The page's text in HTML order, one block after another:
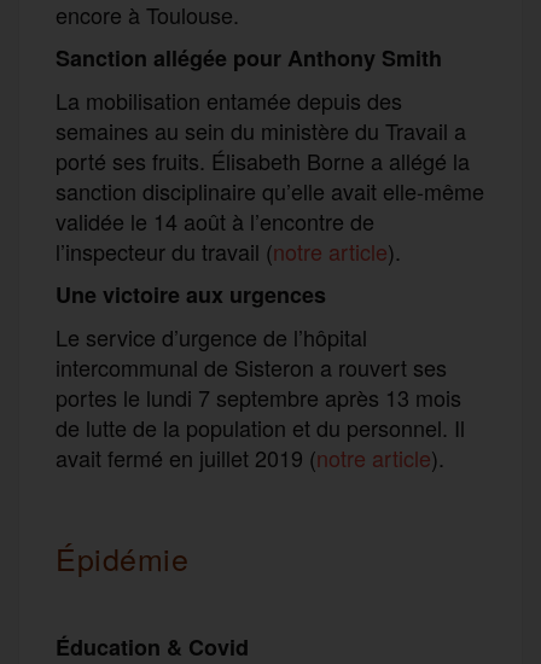
encore à Toulouse.
Sanction allégée pour Anthony Smith
La mobilisation entamée depuis des
semaines au sein du ministère du Travail a
porté ses fruits. Élisabeth Borne a allégé la
sanction disciplinaire qu’elle avait elle-même
validée le 14 août à l’encontre de
l’inspecteur du travail (notre article).
Une victoire aux urgences
Le service d’urgence de l’hôpital
intercommunal de Sisteron a rouvert ses
portes le lundi 7 septembre après 13 mois
de lutte de la population et du personnel. Il
avait fermé en juillet 2019 (notre article).
Épidémie
Éducation & Covid